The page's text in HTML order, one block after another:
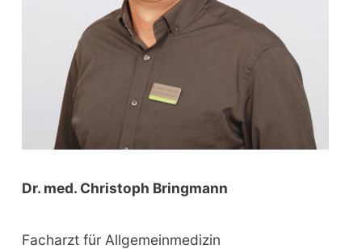
Dr. med. Christoph Bringmann
Facharzt für Allgemeinmedizin